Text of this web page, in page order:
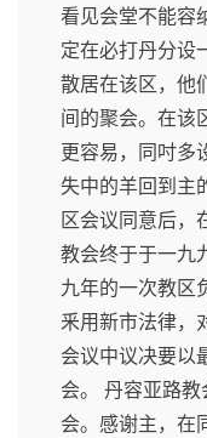
看见会堂不能容
定在必打丹分设
散居在该区，他
间的聚会。在该
更容易，同吋多
失中的羊回到主
区会议同意后，
教会终于于一九
九年的一次教区
釆用新市法律，
会议中议决要以
会。 丹容亚路
会。感谢主，在